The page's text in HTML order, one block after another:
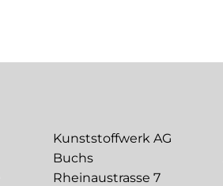
Kunststoffwerk AG
Buchs
Rheinaustrasse 7